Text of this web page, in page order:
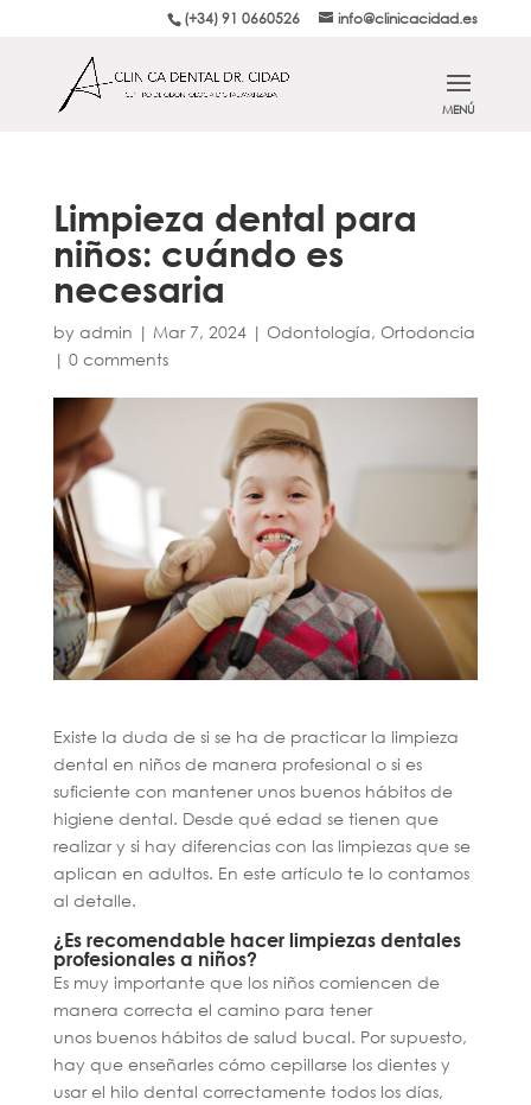
(+34) 91 0660526 info@clinicacidad.es
Limpieza dental para
niños: cuándo es
necesaria
by admin | Mar 7, 2024| Odontología, Ortodoncia
| 0 comments
Existe la duda de si se ha de practicar la limpieza
dental en niños de manera profesional o si es
suficiente con mantener unos buenos hábitos de
higiene dental. Desde qué edad se tienen que
realizar y si hay diferencias con las limpiezas que se
aplican en adultos. En este artículo te lo contamos
al detalle.
¿Es recomendable hacer limpiezas dentales
profesionales a niños?
Es muy importante que los niños comiencen de
manera correcta el camino para tener
unos buenos hábitos de salud bucal. Por supuesto,
hay que enseñarles cómo cepillarse los dientes y
usar el hilo dental correctamente todos los días,